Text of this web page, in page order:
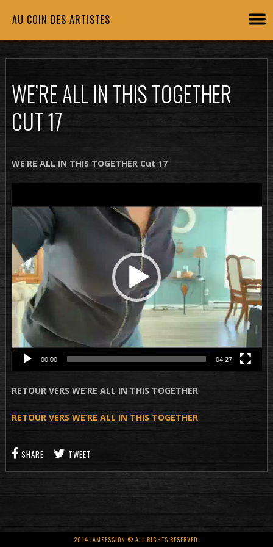
AU COIN DES ARTISTES
WE’RE ALL IN THIS TOGETHER
CUT 17
WE’RE ALL IN THIS TOGETHER Cut 17
vidéo
00:00 04:27
RETOUR VERS WE’RE ALL IN THIS TOGETHER
RETOUR VERS WE’RE ALL IN THIS TOGETHER
SHARE TWEET
2014 JAMSESSION © ALL RIGHTS RESERVED.